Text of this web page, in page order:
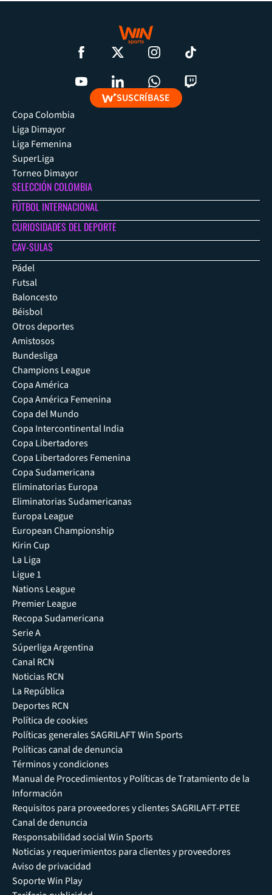
SUSCRÍBASE
Copa Colombia
Liga Dimayor
Liga Femenina
SuperLiga
Torneo Dimayor
SELECCIÓN COLOMBIA
FÚTBOL INTERNACIONAL
CURIOSIDADES DEL DEPORTE
CAV-SULAS
Pádel
Futsal
Baloncesto
Béisbol
Otros deportes
Amistosos
Bundesliga
Champions League
Copa América
Copa América Femenina
Copa del Mundo
Copa Intercontinental India
Copa Libertadores
Copa Libertadores Femenina
Copa Sudamericana
Eliminatorias Europa
Eliminatorias Sudamericanas
Europa League
European Championship
Kirin Cup
La Liga
Ligue 1
Nations League
Premier League
Recopa Sudamericana
Serie A
Súperliga Argentina
Canal RCN
Noticias RCN
La República
Deportes RCN
Política de cookies
Políticas generales SAGRILAFT Win Sports
Políticas canal de denuncia
Términos y condiciones
Manual de Procedimientos y Políticas de Tratamiento de la
Información
Requisitos para proveedores y clientes SAGRILAFT-PTEE
Canal de denuncia
Responsabilidad social Win Sports
Noticias y requerimientos para clientes y proveedores
Aviso de privacidad
Soporte Win Play